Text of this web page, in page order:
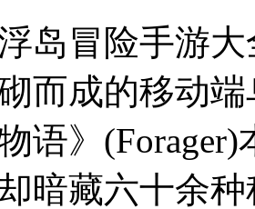
岛冒险手游
而成的移动
物语》
暗藏六十余